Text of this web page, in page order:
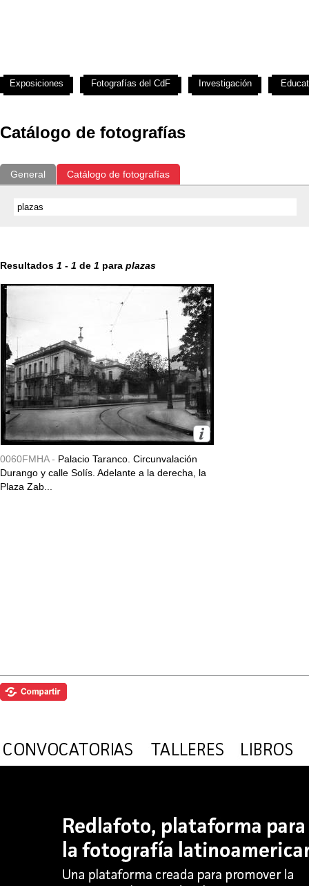
Catálogo de fotografías
General Catálogo de fotografías
Resultados 1 - 1 de 1 para plazas
0060FMHA - Palacio Taranco. Circunvalación
Durango y calle Solís. Adelante a la derecha, la
Plaza Zab...
Exposiciones Fotografías del CdF Investigación